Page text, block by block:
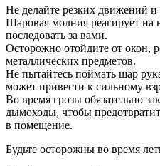
Не делайте резких движений и
Шаровая молния реагирует
последовать за вами.
Осторожно отойдите от окон,
металлических предметов.
Не пытайтесь поймать шар
может привести к сильному
Во время грозы обязательно
дымоходы, чтобы
в помещение.
Будьте осторожны во время